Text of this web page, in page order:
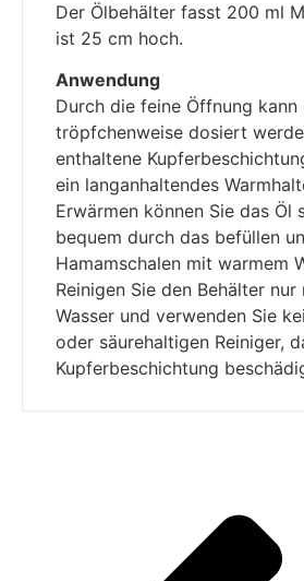
Der Ölbehälter fasst 200 ml
ist 25 cm hoch.
Anwendung
Durch die feine Öffnung kann
tröpfchenweise dosiert
enthaltene
ein langanhaltendes
Erwärmen können Sie das Öl
bequem durch das befüllen
Hamamschalen mit warmem
Reinigen Sie den Behälter
Wasser und verwenden Sie
oder säurehaltigen Reiniger,
Kupferbeschichtung